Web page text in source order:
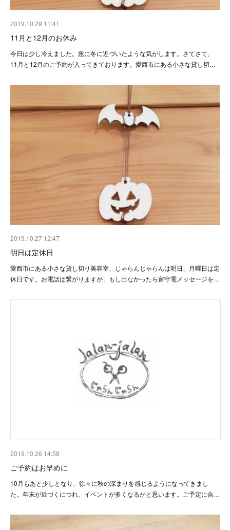
2019.10.29 11:41
11月と12月のお休み
今日は少し冷えました。急に冬に近づいたような気がします。さてさて、
11月と12月のご予約が入ってきております。愛西市にある小さな貸し切…
2019.10.27 12:47
明日は定休日
愛西市にある小さな貸し切り美容室、じゃらんじゃらんは明日、月曜日は定
休日です。お電話は繋がりますが、もし出なかったら留守電メッセージを…
2019.10.26 14:58
ご予約はお早めに
10月もあと少しとなり、徐々に秋の深まりを感じるようになってきまし
た。年末が近づくにつれ、イベントが多くなるかと思います。ご予定に合…